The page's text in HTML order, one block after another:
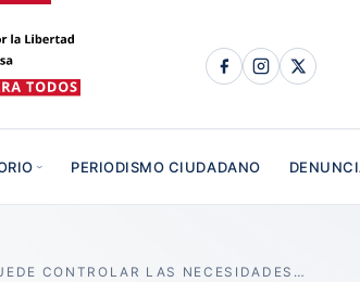
PERIODISMO CIUDADANO
CONTROLAR LAS NECESIDADES…